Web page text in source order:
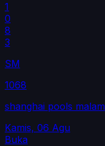
1
0
8
3
SM
1068
shanghai pools malam
Kamis, 06 Agu
Buka